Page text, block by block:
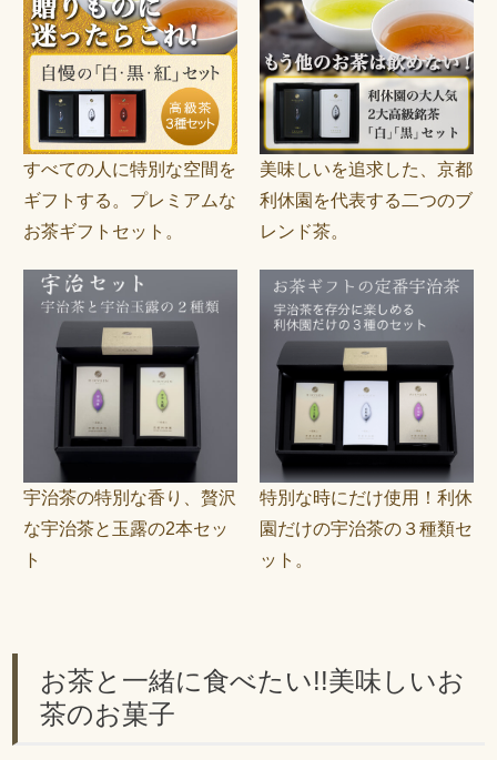
すべての人に特別な空間を
ギフトする。プレミアムな
お茶ギフトセット。
美味しいを追求した、京都
利休園を代表する二つのブ
レンド茶。
宇治茶の特別な香り、贅沢
な宇治茶と玉露の2本セッ
ト
特別な時にだけ使用！利休
園だけの宇治茶の３種類セ
ット。
お茶と一緒に食べたい!!美味しいお
茶のお菓子